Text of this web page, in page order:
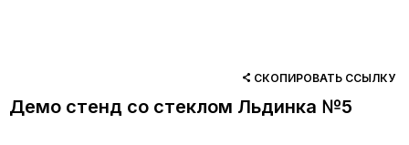
СКОПИРОВАТЬ ССЫЛКУ
Демо стенд со стеклом Льдинка №5